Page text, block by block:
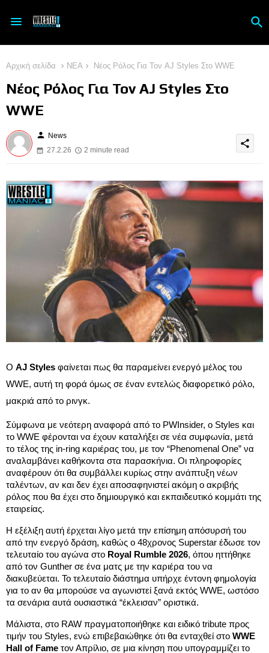
Αρχική σελίδα ΝΕΑ Νέος Ρόλος Για Τον AJ Styles Στο WWE
Νέος Ρόλος Για Τον AJ Styles Στο
WWE
person News
27.2.26
2 minute read
share
Ο AJ Styles φαίνεται πως θα παραμείνει ενεργό μέλος του
WWE, αυτή τη φορά όμως σε έναν εντελώς διαφορετικό ρόλο,
μακριά από το ρινγκ.
Σύμφωνα με νεότερη αναφορά από το PWInsider, ο Styles και
το WWE φέρονται να έχουν καταλήξει σε νέα συμφωνία, μετά
το τέλος της in-ring καριέρας του, με τον “Phenomenal One” να
αναλαμβάνει καθήκοντα στα παρασκήνια. Οι πληροφορίες
αναφέρουν ότι θα συμβάλλει κυρίως στην ανάπτυξη νέων
ταλέντων, αν και δεν έχει αποσαφηνιστεί ακόμη ο ακριβής
ρόλος που θα έχει στο δημιουργικό και εκπαιδευτικό κομμάτι της
εταιρείας.
Η εξέλιξη αυτή έρχεται λίγο μετά την επίσημη απόσυρσή του
από την ενεργό δράση, καθώς ο 48χρονος Superstar έδωσε τον
τελευταίο του αγώνα στο Royal Rumble 2026, όπου ηττήθηκε
από τον Gunther σε ένα ματς με την καριέρα του να
διακυβεύεται. Το τελευταίο διάστημα υπήρχε έντονη φημολογία
για το αν θα μπορούσε να αγωνιστεί ξανά εκτός WWE, ωστόσο
τα σενάρια αυτά ουσιαστικά “έκλεισαν” οριστικά.
Μάλιστα, στο RAW πραγματοποιήθηκε και ειδικό tribute προς
τιμήν του Styles, ενώ επιβεβαιώθηκε ότι θα ενταχθεί στο WWE
Hall of Fame τον Απρίλιο, σε μια κίνηση που υπογραμμίζει το